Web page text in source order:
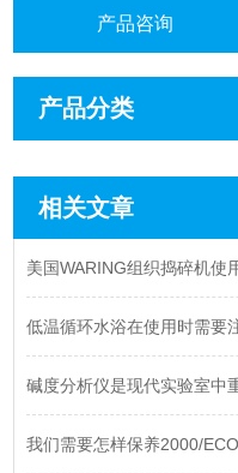
产品咨询
产品分类
相关文章
美国WARING组织捣碎机使
低温循环水浴在使用时需要
碱度分析仪是现代实验室中
我们需要怎样保养2000/